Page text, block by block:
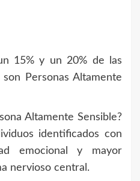
15% y un 20% de las
Personas Altamente
Altamente Sensible?
identificados con
emocional y mayor
nervioso central.